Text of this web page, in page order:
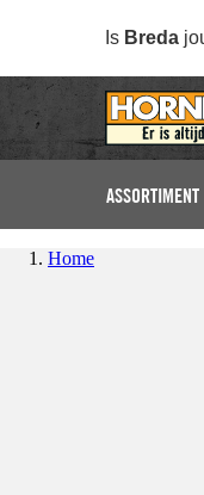
Is Breda
ASSORTIMENT
Home